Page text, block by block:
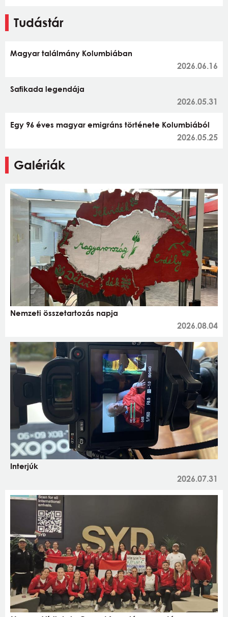
Tudástár
Magyar találmány Kolumbiában
2026.06.16
Safikada legendája
2026.05.31
Egy 96 éves magyar emigráns története Kolumbiából
2026.05.25
Galériák
Nemzeti összetartozás napja
2026.08.04
Interjúk
2026.07.31